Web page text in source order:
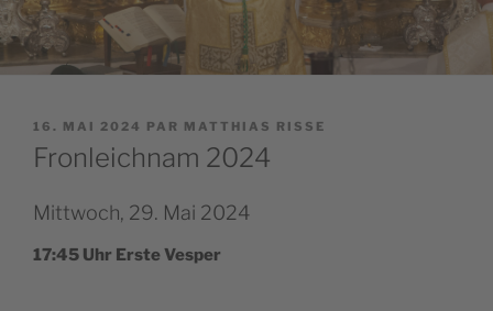
PUBLIÉ
LE
16. MAI 2024 PAR MATTHIAS RISSE
Fronleichnam 2024
Mittwoch, 29. Mai 2024
17:45 Uhr Erste Vesper